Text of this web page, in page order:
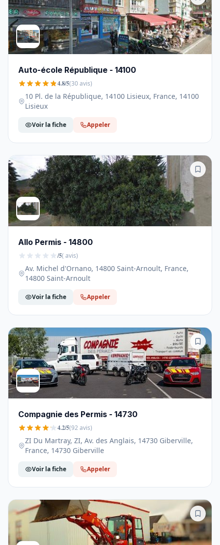
Auto-école République - 14100
4.8/5(30 avis)
10 Pl. de la République, 14100 Lisieux, France, 14100
Lisieux
Voir la fiche Appeler
Allo Permis - 14800
/5( avis)
Av. Michel d'Ornano, 14800 Saint-Arnoult, France,
14800 Saint-Arnoult
Voir la fiche Appeler
Compagnie des Permis - 14730
4.2/5(92 avis)
ZI Du Martray, ZI, Av. des Anglais, 14730 Giberville,
France, 14730 Giberville
Voir la fiche Appeler